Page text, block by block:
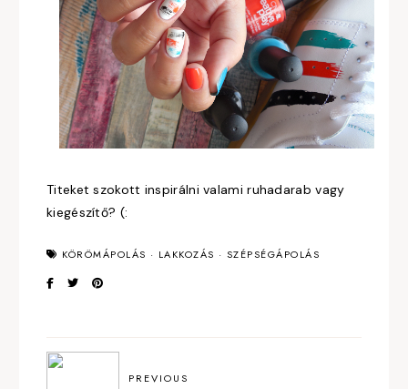
Titeket szokott inspirálni valami ruhadarab vagy
kiegészítő? (:
KÖRÖMÁPOLÁS · LAKKOZÁS · SZÉPSÉGÁPOLÁS
PREVIOUS